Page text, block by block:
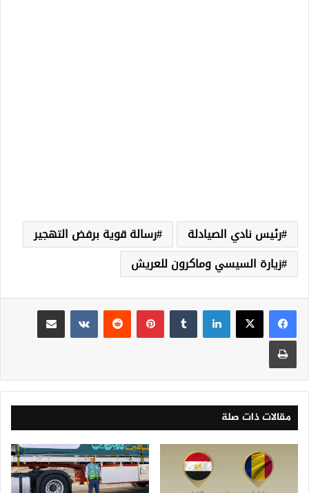
رئيس نادي الصيادلة
رسالة قوية برفض التهجير
زيارة السيسي وماكرون للعريش
لينكدإن بينتيريست
مقالات ذات صلة